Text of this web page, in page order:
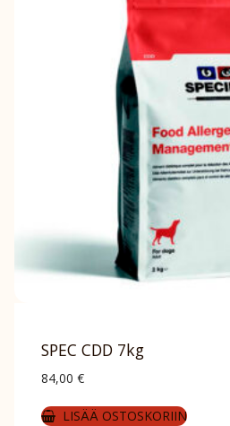
SPEC CDD 7kg
84,00 €
LISÄÄ OSTOSKORIIN